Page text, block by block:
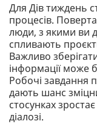
Для Дів тиждень
процесів.
люди, з якими ви
спливають
Важливо
інформації може
Робочі завдання
дають шанс
стосунках
діалозі.